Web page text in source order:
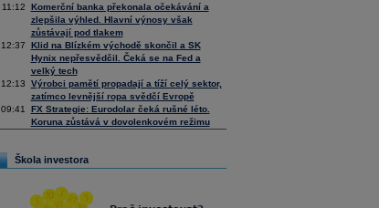
11:12
Komerční banka překonala očekávání a
zlepšila výhled. Hlavní výnosy však
zůstávají pod tlakem
12:37
Klid na Blízkém východě skončil a SK
Hynix nepřesvědčil. Čeká se na Fed a
velký tech
12:13
Výrobci pamětí propadají a tíží celý sektor,
zatímco levnější ropa svědčí Evropě
09:41
FX Strategie: Eurodolar čeká rušné léto.
Koruna zůstává v dovolenkovém režimu
Škola investora